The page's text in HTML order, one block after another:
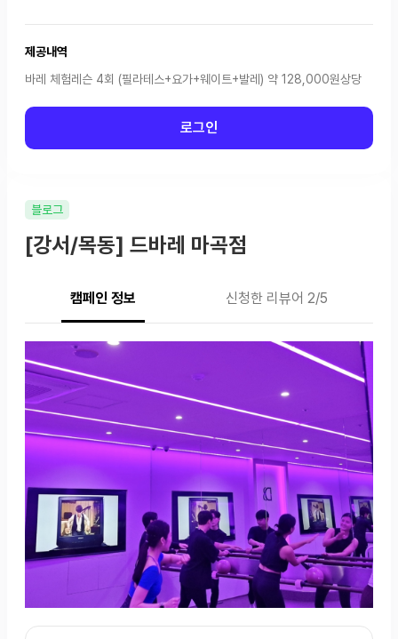
블로그
[강서/목동] 드바레 마곡점
캠페인 정보 신청한 리뷰어 2/5
제공내역
바레 체험레슨 4회 (필라테스+요가+웨이트+발레) 약 128,000원상당
로그인